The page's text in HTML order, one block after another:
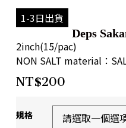
1-3日出貨
Deps
2inch(15/pac)
NON SALT material：
NT$200
規格